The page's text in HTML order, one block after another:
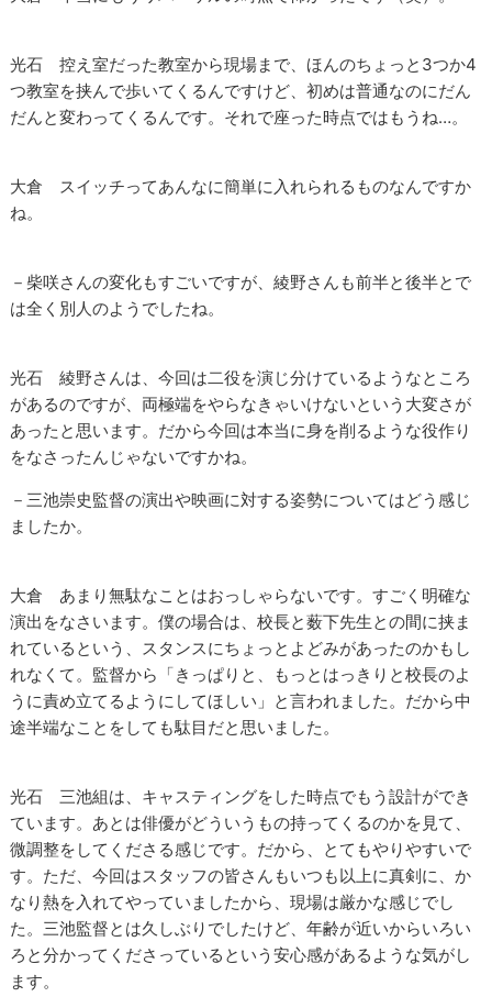
光石 控え室だった教室から現場まで、ほんのちょっと3つか4
つ教室を挟んで歩いてくるんですけど、初めは普通なのにだん
だんと変わってくるんです。それで座った時点ではもうね…。
大倉 スイッチってあんなに簡単に入れられるものなんですか
ね。
－柴咲さんの変化もすごいですが、綾野さんも前半と後半とで
は全く別人のようでしたね。
光石 綾野さんは、今回は二役を演じ分けているようなところ
があるのですが、両極端をやらなきゃいけないという大変さが
あったと思います。だから今回は本当に身を削るような役作り
をなさったんじゃないですかね。
－三池崇史監督の演出や映画に対する姿勢についてはどう感じ
ましたか。
大倉 あまり無駄なことはおっしゃらないです。すごく明確な
演出をなさいます。僕の場合は、校長と薮下先生との間に挟ま
れているという、スタンスにちょっとよどみがあったのかもし
れなくて。監督から「きっぱりと、もっとはっきりと校長のよ
うに責め立てるようにしてほしい」と言われました。だから中
途半端なことをしても駄目だと思いました。
光石 三池組は、キャスティングをした時点でもう設計ができ
ています。あとは俳優がどういうもの持ってくるのかを見て、
微調整をしてくださる感じです。だから、とてもやりやすいで
す。ただ、今回はスタッフの皆さんもいつも以上に真剣に、か
なり熱を入れてやっていましたから、現場は厳かな感じでし
た。三池監督とは久しぶりでしたけど、年齢が近いからいろい
ろと分かってくださっているという安心感があるような気がし
ます。